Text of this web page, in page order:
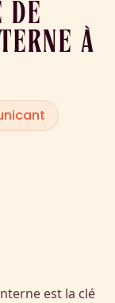
DE
À
est la clé